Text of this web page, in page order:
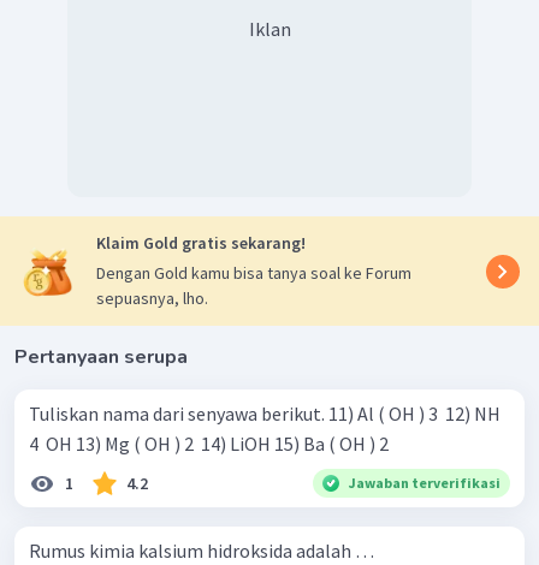
Iklan
Klaim Gold gratis sekarang!
Dengan Gold kamu bisa tanya soal ke Forum
sepuasnya, lho.
Pertanyaan serupa
Tuliskan nama dari senyawa berikut. 11) Al ( OH ) 3 ​ 12) NH
4 ​ OH 13) Mg ( OH ) 2 ​ 14) LiOH 15) Ba ( OH ) 2 ​
1 4.2 Jawaban terverifikasi
Rumus kimia kalsium hidroksida adalah …